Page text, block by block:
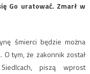
Go uratować. Zmarł w
śmierci będzie można
tym, że zakonnik został
piszą wprost